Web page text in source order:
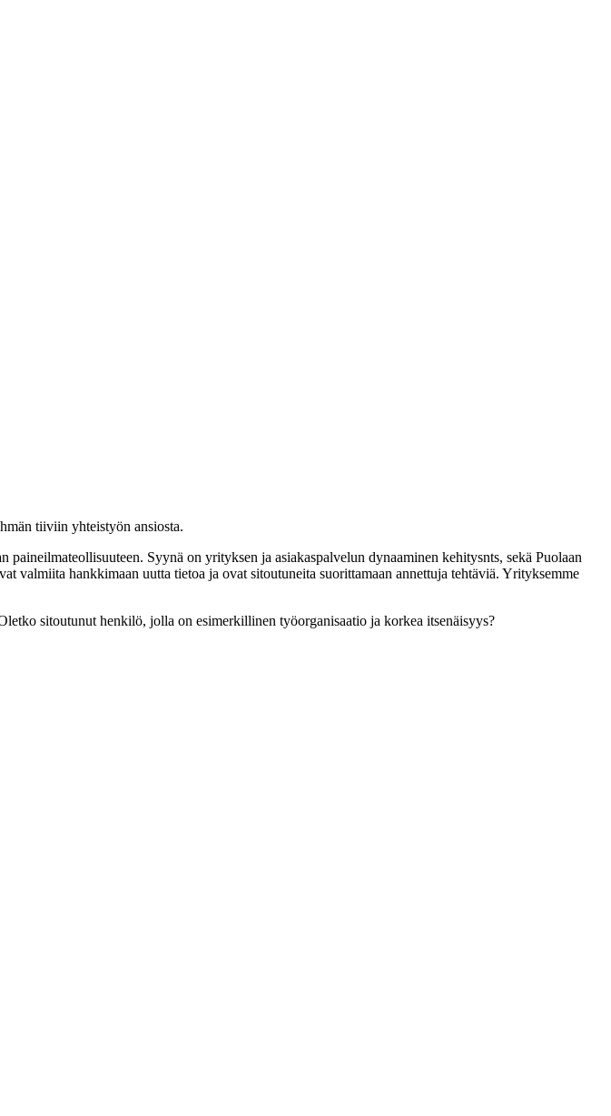
tiiviin yhteistyön ansiosta.
​​paineilmateollisuuteen. Syynä on yrityksen ja asiakaspalvelun dynaaminen kehitysnts, ​​sekä Puolaan
valmiita hankkimaan uutta tietoa ja ovat sitoutuneita suorittamaan annettuja tehtäviä. Yrityksemme
sitoutunut henkilö, jolla on esimerkillinen työorganisaatio ja korkea itsenäisyys?